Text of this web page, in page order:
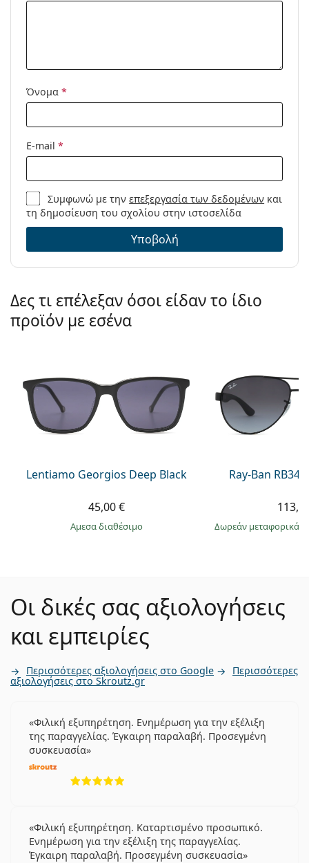
Sun #L Tortoise
Όνομα *
E-mail *
Συμφωνώ με τηνεπεξεργασία των δεδομένων και
τη δημοσίευση του σχολίου στην ιστοσελίδα
Υποβολή
Δες τι επέλεξαν όσοι είδαν το ίδιο
προϊόν με εσένα
Lentiamo Georgios Deep Black
45,00 €
άμεσα διαθέσιμο
Ray-Ban
Δωρεάν μεταφορικά
Οι δικές σας αξιολογήσεις
και εμπειρίες
Περισσότερες αξιολογήσεις στο Google Περισσότερες
αξιολογήσεις στο Skroutz.gr
Φιλική εξυπηρέτηση. Ενημέρωση για την εξέλιξη
της παραγγελίας. Έγκαιρη παραλαβή. Προσεγμένη
συσκευασία
Φιλική εξυπηρέτηση. Καταρτισμένο προσωπικό.
Ενημέρωση για την εξέλιξη της παραγγελίας.
Έγκαιρη παραλαβή. Προσεγμένη συσκευασία